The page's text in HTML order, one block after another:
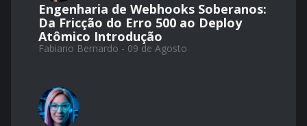
Engenharia de Webhooks Soberanos:
Da Fricção do Erro 500 ao Deploy
Atômico Introdução
Fabiano Bernardo - 09 de Agosto